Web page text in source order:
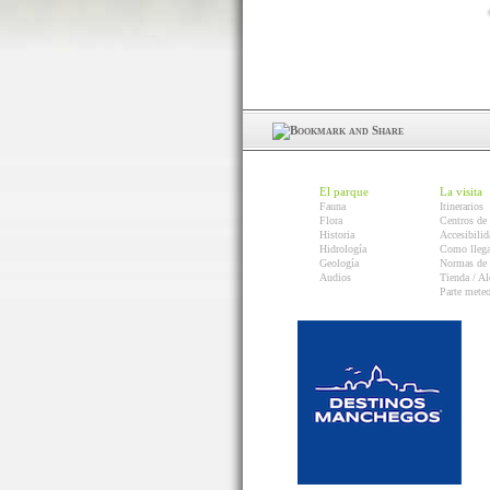
El parque
Fauna
Flora
Historia
Hidrología
Geología
Audios
La visita
Itinerarios
Centros de
Como
Normas
Tienda /
Parte